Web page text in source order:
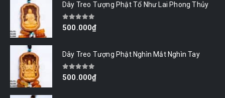
Dây Treo Tượng Phật Tổ Như Lai Phong Thủy
0out of 5
500.000₫
Dây Treo Tượng Phật Nghìn Mắt Nghìn Tay
0out of 5
500.000₫